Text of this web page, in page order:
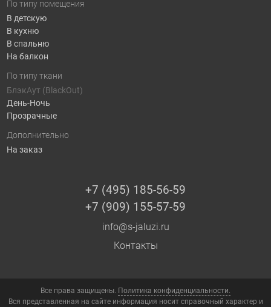
По типу помещения
В детскую
В кухню
В спальню
На балкон
По типу ткани
БлэкАут (BlackOut)
День-Ночь
Прозрачные
Дополнительно
На заказ
+7 (495) 185-56-59
+7 (909) 155-57-59
info@s-jaluzi.ru
Контакты
Все права защищены. Политика конфиденциальности.
Вся представленная на сайте информация носит справочный характер и